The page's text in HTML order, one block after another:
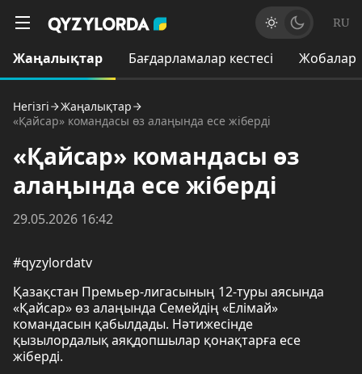
RU
Жаңалықтар Бағдарламалар кестесі Жобалар
Негізгі
Жаңалықтар
«Қайсар» командасы өз алаңында есе жіберді
«Қайсар» командасы өз
алаңында есе жіберді
29.05.2026 16:42
#qyzylordatv
Қазақстан Премьер-лигасының 12-туры аясында
«Қайсар» өз алаңында Семейдің «Елімай»
командасын қабылдады. Нәтижесінде
қызылордалық аяқдопшылар қонақтарға есе
жіберді.